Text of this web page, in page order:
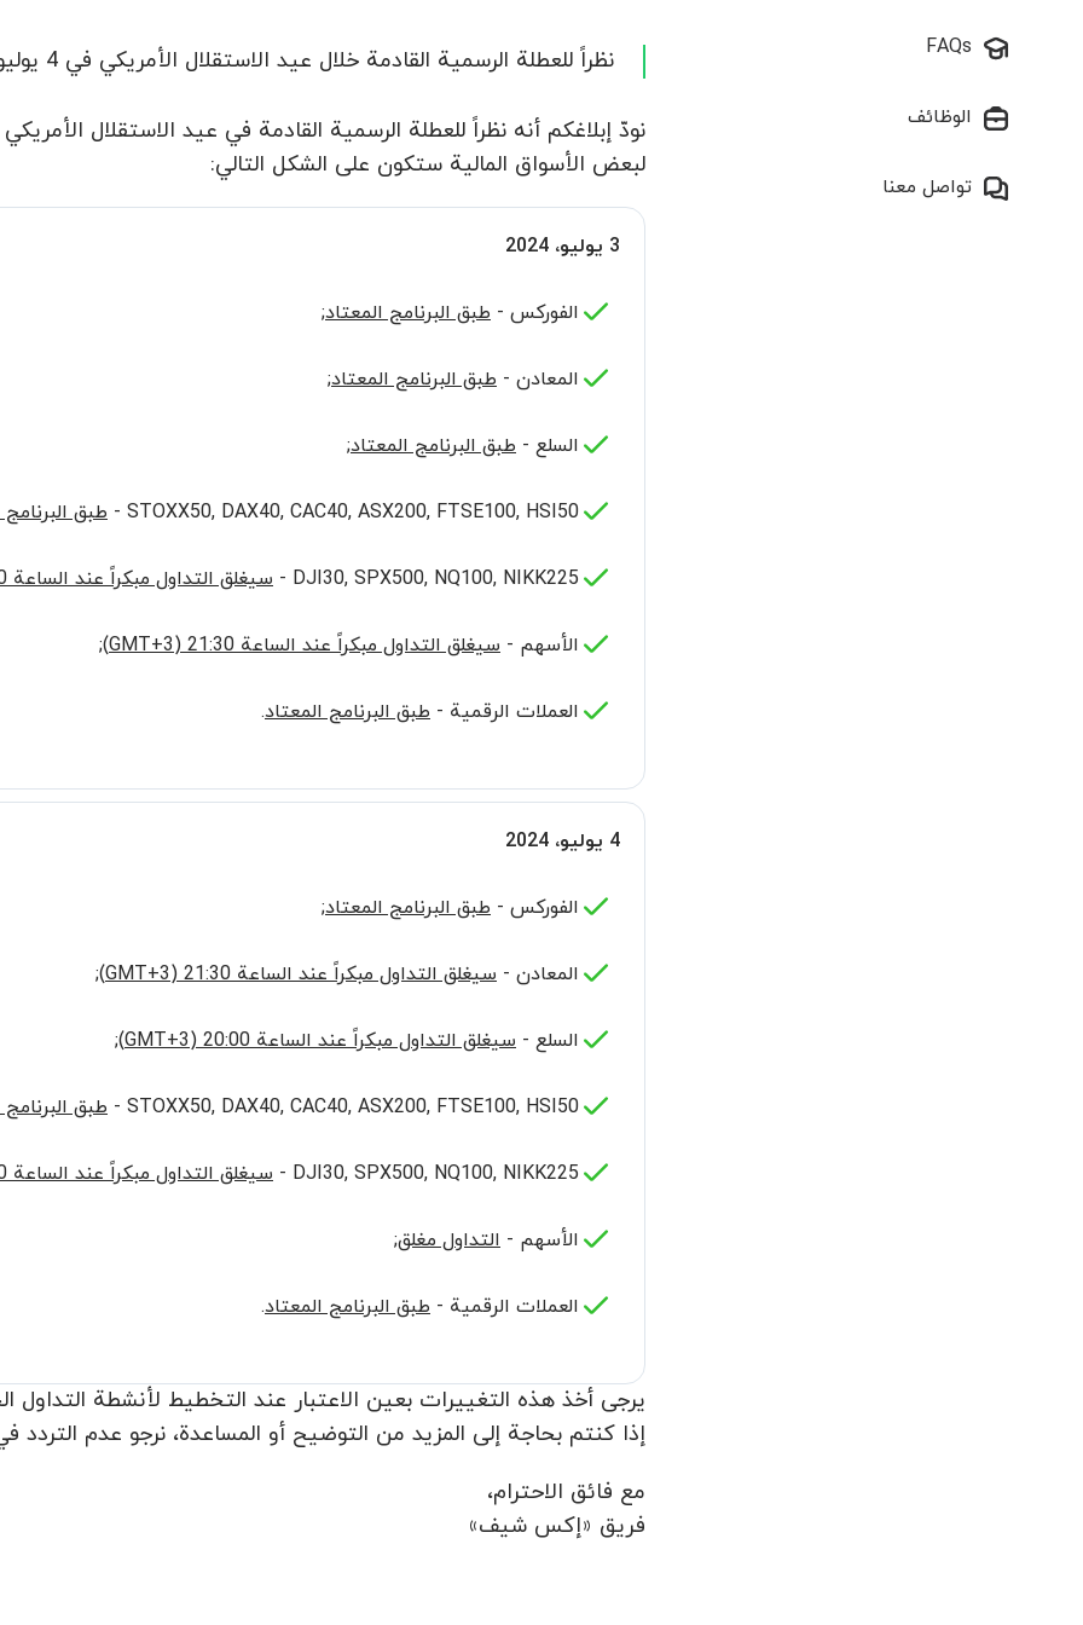
FAQs
الوظائف
تواصل معنا
نظراً للعطلة الرسمية القادمة خلال عيد الاستقلال الأمريكي في 4 يوليو 2024، سيتم تغيير برنامج التداول.<br />
لبعض الأسواق المالية ستكون على الشكل التالي:
3 يوليو، 2024
الفوركس - طبق البرنامج المعتاد;
المعادن - طبق البرنامج المعتاد;
السلع - طبق البرنامج المعتاد;
STOXX50, DAX40, CAC40, ASX200, FTSE100, HSI50 - طبق البرنامج
DJI30, SPX500, NQ100, NIKK225 - سيغلق التداول مبكراً عند الساعة 20:00 (GMT+3)
الأسهم - سيغلق التداول مبكراً عند الساعة 21:30 (GMT+3) ;
العملات الرقمية - طبق البرنامج المعتاد.
4 يوليو، 2024
الفوركس - طبق البرنامج المعتاد;
المعادن - سيغلق التداول مبكراً عند الساعة 21:30 (GMT+3) ;
السلع - سيغلق التداول مبكراً عند الساعة 20:00 (GMT+3) ;
STOXX50, DAX40, CAC40, ASX200, FTSE100, HSI50 - طبق البرنامج
DJI30, SPX500, NQ100, NIKK225 - سيغلق التداول مبكراً عند الساعة 20:00 (GMT+3)
الأسهم - التداول مغلق;
العملات الرقمية - طبق البرنامج المعتاد.
يرجى أخذ هذه التغييرات بعين الاعتبار عند التخطيط لأنشطة
إذا كنتم بحاجة إلى المزيد من التوضيح أو المساعدة، نرجو عدم
مع فائق الاحترام،
فریق «إكس شيف»